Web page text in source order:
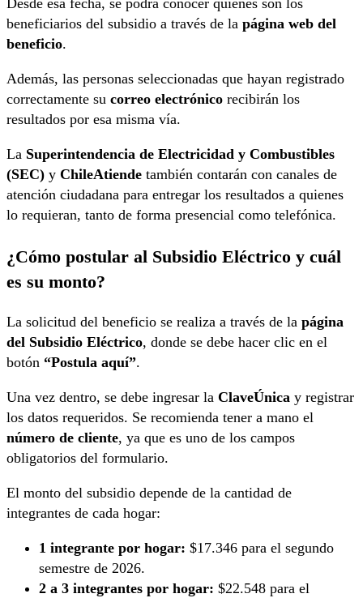
Desde esa fecha, se podrá conocer quiénes son los
beneficiarios del subsidio a través de la página web del
beneficio.
Además, las personas seleccionadas que hayan registrado
correctamente su correo electrónico recibirán los
resultados por esa misma vía.
La Superintendencia de Electricidad y Combustibles
(SEC) y ChileAtiende también contarán con canales de
atención ciudadana para entregar los resultados a quienes
lo requieran, tanto de forma presencial como telefónica.
¿Cómo postular al Subsidio Eléctrico y cuál
es su monto?
La solicitud del beneficio se realiza a través de la página
del Subsidio Eléctrico, donde se debe hacer clic en el
botón “Postula aquí”.
Una vez dentro, se debe ingresar la ClaveÚnica y registrar
los datos requeridos. Se recomienda tener a mano el
número de cliente, ya que es uno de los campos
obligatorios del formulario.
El monto del subsidio depende de la cantidad de
integrantes de cada hogar:
1 integrante por hogar: $17.346 para el segundo
semestre de 2026.
2 a 3 integrantes por hogar: $22.548 para el